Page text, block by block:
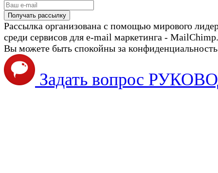
Рассылка организована с помощью мирового
среди сервисов для e-mail маркетинга - MailChimp.
Вы можете быть спокойны за
Задать вопрос